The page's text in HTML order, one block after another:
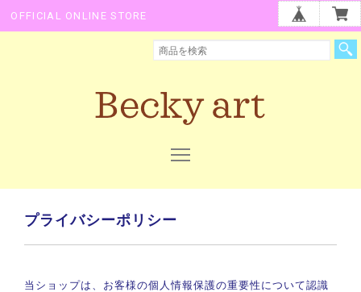
OFFICIAL ONLINE STORE
プライバシーポリシー
当ショップは、お客様の個人情報保護の重要性について認識